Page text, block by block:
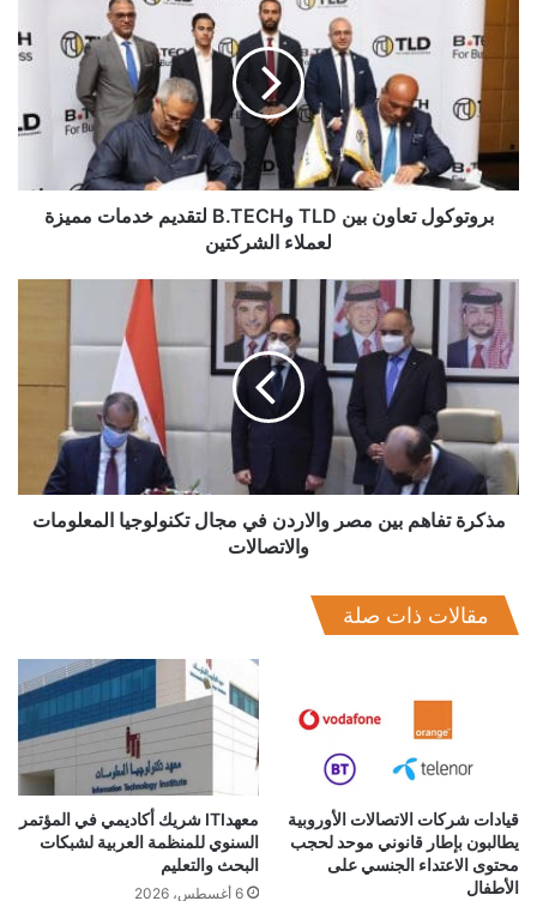
البرلمان اوراكل وزارة الاتصالات
تعاون
وB.TECH
لتقديم
خدمات
مميزة
لعملاء
الشركتين
بروتوكول تعاون بين TLD وB.TECH لتقديم خدمات مميزة
لعملاء الشركتين
مذكرة
تفاهم
بين
مصر
والاردن
في
مجال
تكنولوجيا
المعلومات
والاتصالات
مذكرة تفاهم بين مصر والاردن في مجال تكنولوجيا المعلومات
والاتصالات
مقالات ذات صلة
قيادات شركات الاتصالات الأوروبية
يطالبون بإطار قانوني موحد لحجب
محتوى الاعتداء الجنسي على
الأطفال
معهدITI شريك أكاديمي في المؤتمر
السنوي للمنظمة العربية لشبكات
البحث والتعليم
6 أغسطس، 2026